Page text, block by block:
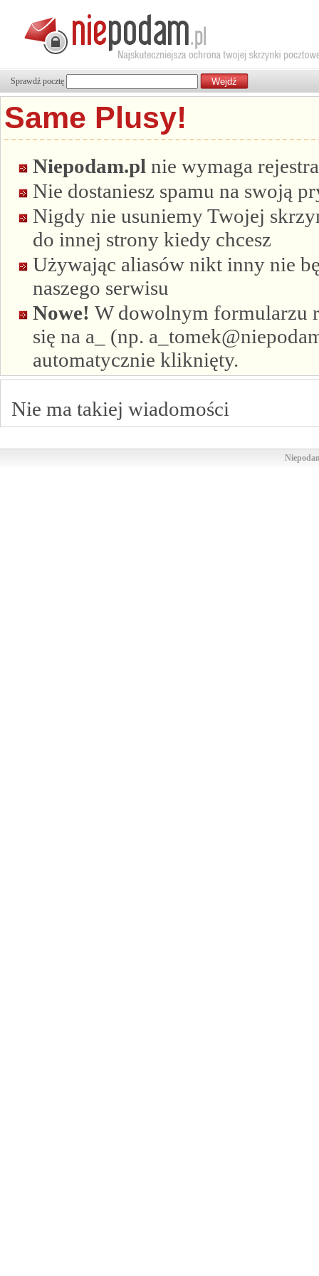
Sprawdź pocztę
Same Plusy!
Niepodam.pl nie wymaga
Nie dostaniesz spamu na swoją
Nigdy nie usuniemy Twojej
do innej strony kiedy chcesz
Używając aliasów nikt inny nie
naszego serwisu
Nowe! W dowolnym formularzu
się na a_ (np.
automatycznie kliknięty.
Nie ma takiej wiadomości